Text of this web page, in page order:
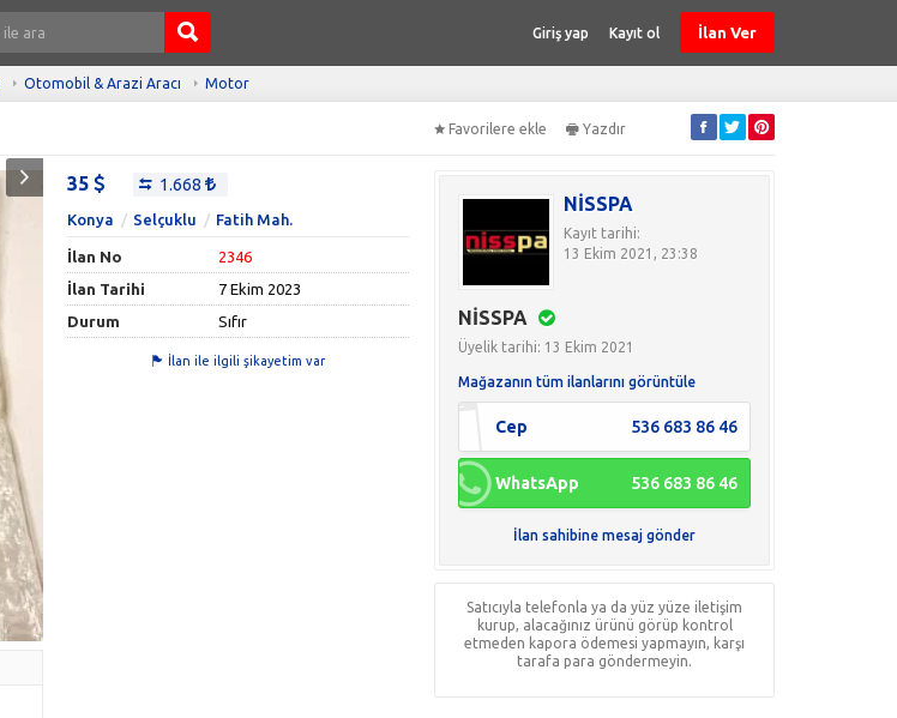
Giriş yap Kayıt ol İlan Ver
Otomobil & Arazi Aracı Motor
Favorilere ekle Yazdır
35 1.668
Konya Selçuklu Fatih Mah.
İlan No
2346
İlan Tarihi
7 Ekim 2023
Durum
Sıfır
İlan ile ilgili şikayetim var
NİSSPA
Kayıt tarihi:
13 Ekim 2021, 23:38
NİSSPA
Üyelik tarihi: 13 Ekim 2021
Mağazanın tüm ilanlarını görüntüle
Cep 536 683 86 46
WhatsApp 536 683 86 46
İlan sahibine mesaj gönder
Satıcıyla telefonla ya da yüz yüze iletişim
kurup, alacağınız ürünü görüp kontrol
etmeden kapora ödemesi yapmayın, karşı
tarafa para göndermeyin.